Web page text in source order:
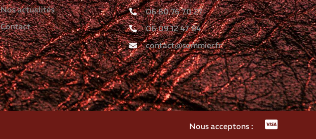
Nos actualités
Contact
06 80 76 70 27
06 09 12 47 84
contact@sommier.fr
Nous acceptons :